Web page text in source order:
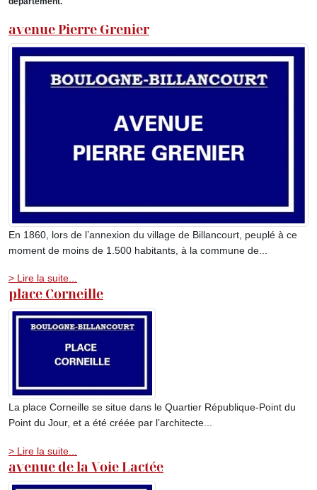
avenue Pierre Grenier
En 1860, lors de l’annexion du village de Billancourt, peuplé à ce
moment de moins de 1.500 habitants, à la commune de...
> Lire la suite...
place Corneille
La place Corneille se situe dans le Quartier République-Point du
Point du Jour, et a été créée par l’architecte...
> Lire la suite...
avenue de la Voie Lactée